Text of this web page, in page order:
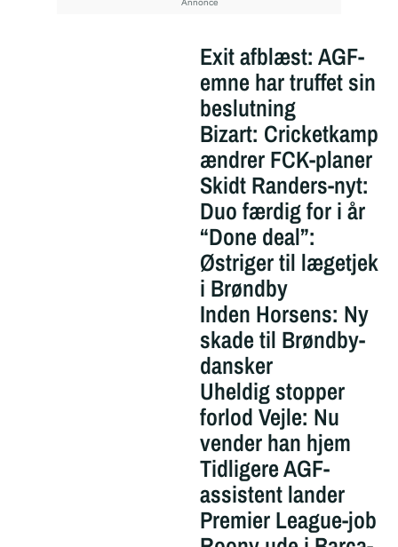
Exit afblæst: AGF-
emne har truffet sin
beslutning
Bizart: Cricketkamp
ændrer FCK-planer
Skidt Randers-nyt:
Duo færdig for i år
“Done deal”:
Østriger til lægetjek
i Brøndby
Inden Horsens: Ny
skade til Brøndby-
dansker
Uheldig stopper
forlod Vejle: Nu
vender han hjem
Tidligere AGF-
assistent lander
Premier League-job